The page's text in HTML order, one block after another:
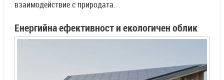
взаимодействие с природата.
Енергийна ефективност и екологичен облик